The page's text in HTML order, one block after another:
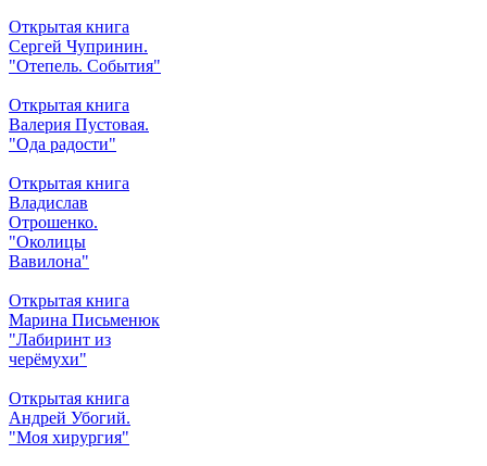
Открытая книга
Сергей Чупринин.
"Отепель. События"
Открытая книга
Валерия Пустовая.
"Ода радости"
Открытая книга
Владислав
Отрошенко.
"Околицы
Вавилона"
Открытая книга
Марина Письменюк
"Лабиринт из
черёмухи"
Открытая книга
Андрей Убогий.
"Моя хирургия"